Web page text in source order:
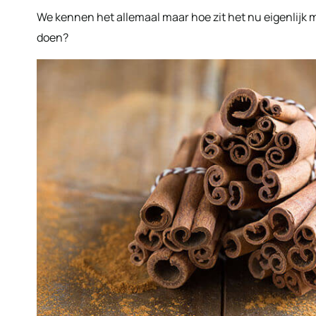
We kennen het allemaal maar hoe zit het nu eigenlijk
doen?